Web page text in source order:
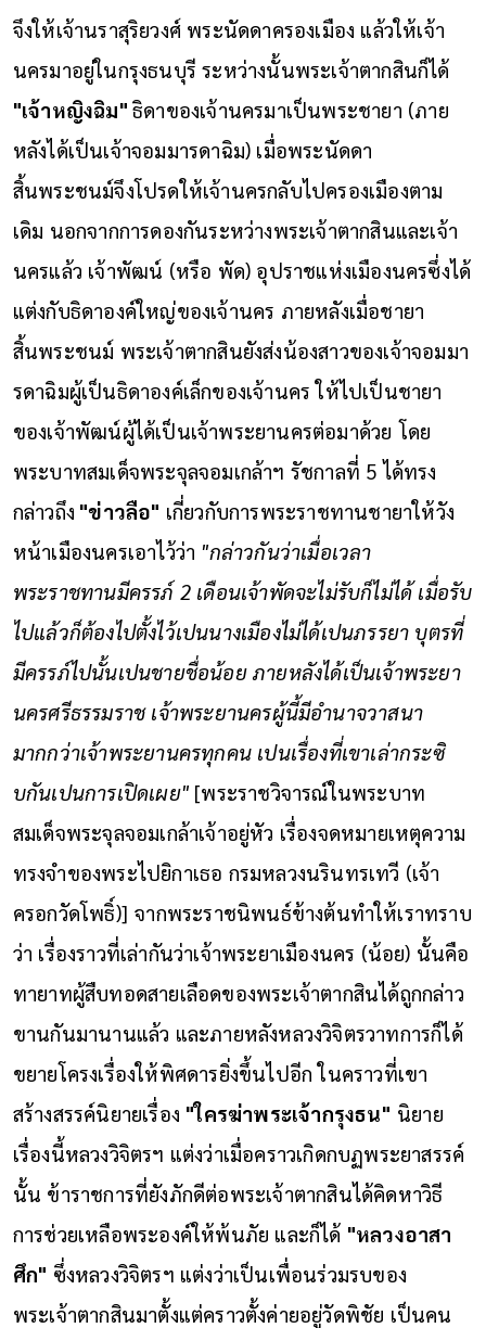
จึงให้เจ้านราสุริยวงศ์ พระนัดดาครองเมือง แล้วให้เจ้า
นครมาอยู่ในกรุงธนบุรี ระหว่างนั้นพระเจ้าตากสินก็ได้
"เจ้าหญิงฉิม"ธิดาของเจ้านครมาเป็นพระชายา (ภาย
หลังได้เป็นเจ้าจอมมารดาฉิม) เมื่อพระนัดดา
สิ้นพระชนม์จึงโปรดให้เจ้านครกลับไปครองเมืองตาม
เดิม นอกจากการดองกันระหว่างพระเจ้าตากสินและเจ้า
นครแล้ว เจ้าพัฒน์ (หรือ พัด) อุปราชแห่งเมืองนครซึ่งได้
แต่งกับธิดาองค์ใหญ่ของเจ้านคร ภายหลังเมื่อชายา
สิ้นพระชนม์ พระเจ้าตากสินยังส่งน้องสาวของเจ้าจอมมา
รดาฉิมผู้เป็นธิดาองค์เล็กของเจ้านคร ให้ไปเป็นชายา
ของเจ้าพัฒน์ผู้ได้เป็นเจ้าพระยานครต่อมาด้วย โดย
พระบาทสมเด็จพระจุลจอมเกล้าฯ รัชกาลที่ 5 ได้ทรง
กล่าวถึง "ข่าวลือ" เกี่ยวกับการพระราชทานชายาให้วัง
หน้าเมืองนครเอาไว้ว่า "กล่าวกันว่าเมื่อเวลา
พระราชทานมีครรภ์ 2 เดือนเจ้าพัดจะไม่รับก็ไม่ได้ เมื่อรับ
ไปแล้วก็ต้องไปตั้งไว้เปนนางเมืองไม่ได้เปนภรรยา บุตรที่
มีครรภ์ไปนั้นเปนชายชื่อน้อย ภายหลังได้เป็นเจ้าพระยา
นครศรีธรรมราช เจ้าพระยานครผู้นี้มีอำนาจวาสนา
มากกว่าเจ้าพระยานครทุกคน เปนเรื่องที่เขาเล่ากระซิ
บกันเปนการเปิดเผย" [พระราชวิจารณ์ในพระบาท
สมเด็จพระจุลจอมเกล้าเจ้าอยู่หัว เรื่องจดหมายเหตุความ
ทรงจำของพระไปยิกาเธอ กรมหลวงนรินทรเทวี (เจ้า
ครอกวัดโพธิ์)] จากพระราชนิพนธ์ข้างต้นทำให้เราทราบ
ว่า เรื่องราวที่เล่ากันว่าเจ้าพระยาเมืองนคร (น้อย) นั้นคือ
ทายาทผู้สืบทอดสายเลือดของพระเจ้าตากสินได้ถูกกล่าว
ขานกันมานานแล้ว และภายหลังหลวงวิจิตรวาทการก็ได้
ขยายโครงเรื่องให้พิศดารยิ่งขึ้นไปอีก ในคราวที่เขา
สร้างสรรค์นิยายเรื่อง "ใครฆ่าพระเจ้ากรุงธน" นิยาย
เรื่องนี้หลวงวิจิตรฯ แต่งว่าเมื่อคราวเกิดกบฏพระยาสรรค์
นั้น ข้าราชการที่ยังภักดีต่อพระเจ้าตากสินได้คิดหาวิธี
การช่วยเหลือพระองค์ให้พ้นภัย และก็ได้ "หลวงอาสา
ศึก" ซึ่งหลวงวิจิตรฯ แต่งว่าเป็นเพื่อนร่วมรบของ
พระเจ้าตากสินมาตั้งแต่คราวตั้งค่ายอยู่วัดพิชัย เป็นคน